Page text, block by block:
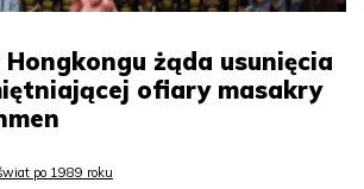
żąda usunięcia
ofiary masakry
po 1989 roku